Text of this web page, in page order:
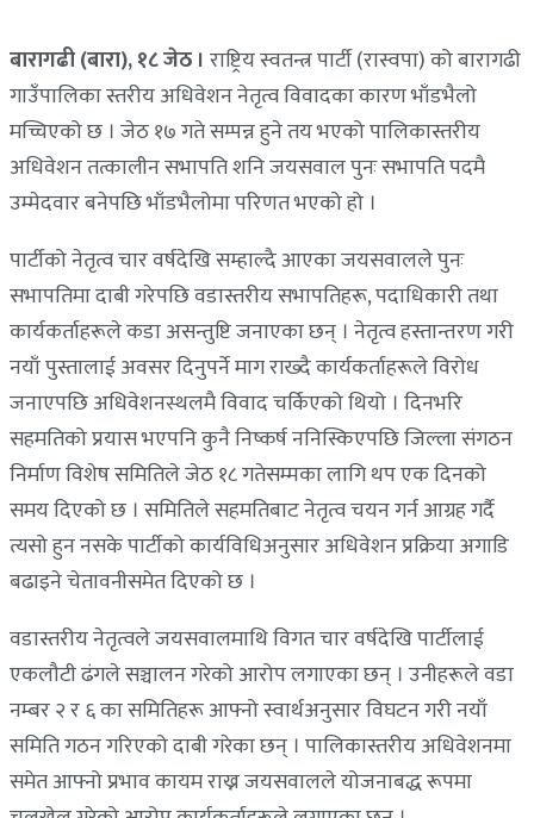
बारागढी (बारा), १८ जेठ । राष्ट्रिय स्वतन्त्र पार्टी (रास्वपा) को बारागढी
गाउँपालिका स्तरीय अधिवेशन नेतृत्व विवादका कारण भाँडभैलो
मच्चिएको छ । जेठ १७ गते सम्पन्न हुने तय भएको पालिकास्तरीय
अधिवेशन तत्कालीन सभापति शनि जयसवाल पुनः सभापति पदमै
उम्मेदवार बनेपछि भाँडभैलोमा परिणत भएको हो ।
पार्टीको नेतृत्व चार वर्षदेखि सम्हाल्दै आएका जयसवालले पुनः
सभापतिमा दाबी गरेपछि वडास्तरीय सभापतिहरू, पदाधिकारी तथा
कार्यकर्ताहरूले कडा असन्तुष्टि जनाएका छन् । नेतृत्व हस्तान्तरण गरी
नयाँ पुस्तालाई अवसर दिनुपर्ने माग राख्दै कार्यकर्ताहरूले विरोध
जनाएपछि अधिवेशनस्थलमै विवाद चर्किएको थियो । दिनभरि
सहमतिको प्रयास भएपनि कुनै निष्कर्ष ननिस्किएपछि जिल्ला संगठन
निर्माण विशेष समितिले जेठ १८ गतेसम्मका लागि थप एक दिनको
समय दिएको छ । समितिले सहमतिबाट नेतृत्व चयन गर्न आग्रह गर्दै
त्यसो हुन नसके पार्टीको कार्यविधिअनुसार अधिवेशन प्रक्रिया अगाडि
बढाइने चेतावनीसमेत दिएको छ ।
वडास्तरीय नेतृत्वले जयसवालमाथि विगत चार वर्षदेखि पार्टीलाई
एकलौटी ढंगले सञ्चालन गरेको आरोप लगाएका छन् । उनीहरूले वडा
नम्बर २ र ६ का समितिहरू आफ्नो स्वार्थअनुसार विघटन गरी नयाँ
समिति गठन गरिएको दाबी गरेका छन् । पालिकास्तरीय अधिवेशनमा
समेत आफ्नो प्रभाव कायम राख्न जयसवालले योजनाबद्ध रूपमा